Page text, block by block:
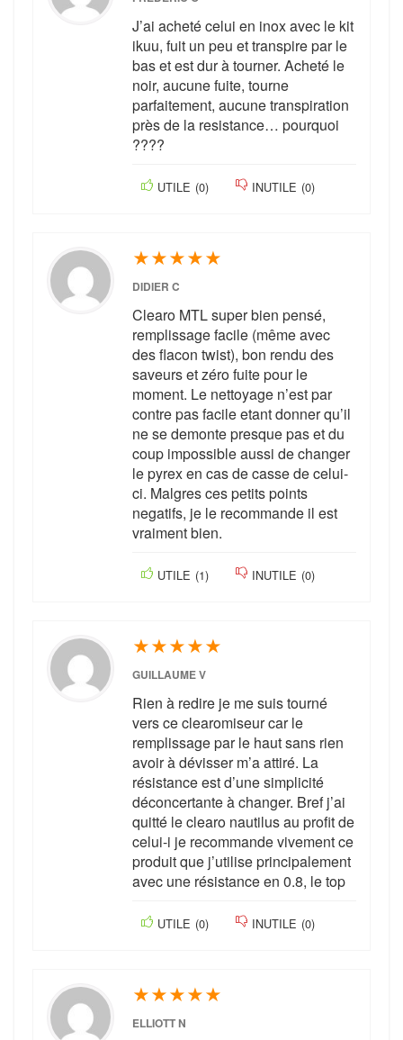
J’ai acheté celui en inox avec le kit
ikuu, fuit un peu et transpire par le
bas et est dur à tourner. Acheté le
noir, aucune fuite, tourne
parfaitement, aucune transpiration
près de la resistance… pourquoi
????
UTILE (0) INUTILE (0)
★★★★★
DIDIER C
Clearo MTL super bien pensé,
remplissage facile (même avec
des flacon twist), bon rendu des
saveurs et zéro fuite pour le
moment. Le nettoyage n’est par
contre pas facile etant donner qu’il
ne se demonte presque pas et du
coup impossible aussi de changer
le pyrex en cas de casse de celui-
ci. Malgres ces petits points
negatifs, je le recommande il est
vraiment bien.
UTILE (1) INUTILE (0)
★★★★★
GUILLAUME V
Rien à redire je me suis tourné
vers ce clearomiseur car le
remplissage par le haut sans rien
avoir à dévisser m’a attiré. La
résistance est d’une simplicité
déconcertante à changer. Bref j’ai
quitté le clearo nautilus au profit de
celui-i je recommande vivement ce
produit que j’utilise principalement
avec une résistance en 0.8, le top
UTILE (0) INUTILE (0)
★★★★★
ELLIOTT N